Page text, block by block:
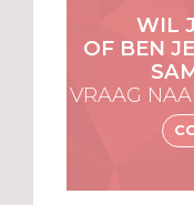
WIL
OF BEN
VRAAG